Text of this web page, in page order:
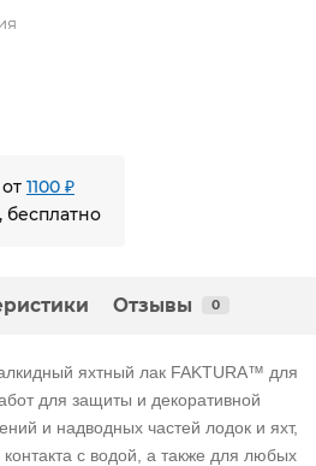
1100 ₽
Отзывы 0
яхтный лак FAKTURA™ для
для защиты и декоративной
и надводных частей лодок и яхт,
с водой, а также для любых